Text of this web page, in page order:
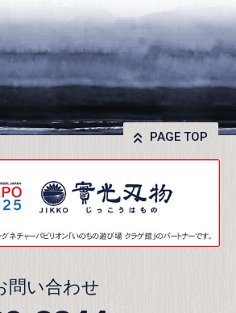
PAGE TOP
問い合わせ